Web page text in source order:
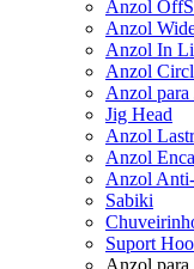
Anzol
Anzol
Anzol In
Anzol
Anzol para
Jig Head
Anzol
Anzol
Anzol
Sabiki
Suport
Anzol para